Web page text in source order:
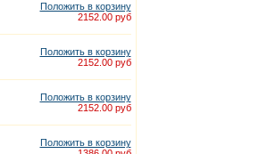
Положить в корзину
2152.00 руб
Положить в корзину
2152.00 руб
Положить в корзину
2152.00 руб
Положить в корзину